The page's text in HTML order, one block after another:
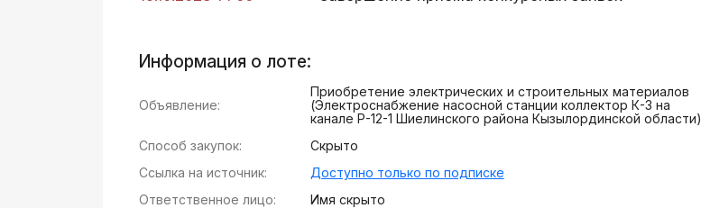
Информация о лоте:
Объявление:
Приобретение электрических и строительных материалов
(Электроснабжение насосной станции коллектор К-3 на
канале Р-12-1 Шиелинского района Кызылординской области)
Способ закупок:
Скрыто
Ссылка на источник:
Доступно только по подписке
Ответственное лицо:
Имя скрыто